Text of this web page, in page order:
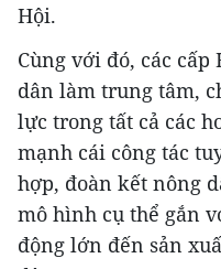
Hội.
Cùng với đó, các
dân làm trung tâm,
lực trong tất cả các
mạnh cái công tác
hợp, đoàn kết nông
mô hình cụ thể gắn
động lớn đến sản